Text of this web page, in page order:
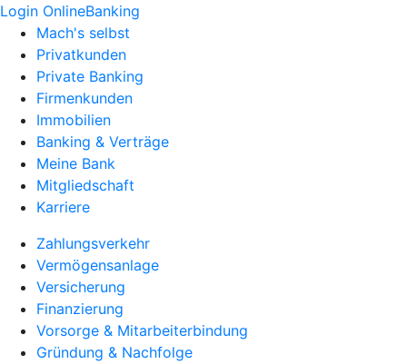
Login OnlineBanking
Mach's selbst
Privatkunden
Private Banking
Firmenkunden
Immobilien
Banking & Verträge
Meine Bank
Mitgliedschaft
Karriere
Zahlungsverkehr
Vermögensanlage
Versicherung
Finanzierung
Vorsorge & Mitarbeiterbindung
Gründung & Nachfolge